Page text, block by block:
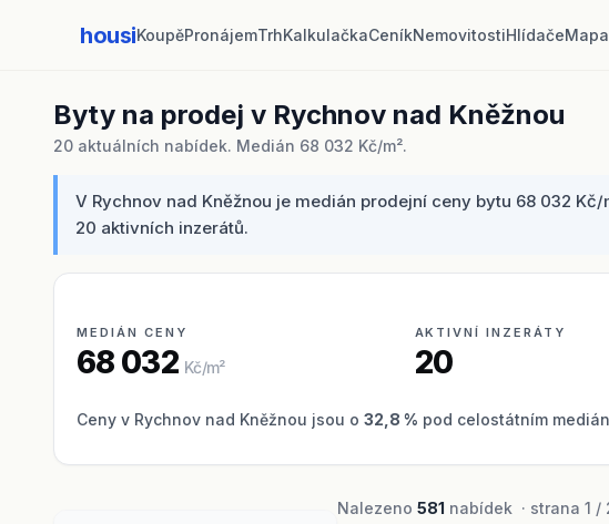
housiKoupěPronájemTrhKalkulačkaCeníkNemovitostiHlídačeMapa
Byty na prodej v Rychnov nad Kněžnou
20 aktuálních nabídek. Medián 68 032 Kč/m².
V Rychnov nad Kněžnou je medián prodejní ceny bytu 68 032
20 aktivních inzerátů.
MEDIÁN CENY
68 032 Kč/m²
AKTIVNÍ INZERÁTY
20
Ceny v Rychnov nad Kněžnou jsou o 32,8 % pod celostátním
Nalezeno 581 nabídek · strana 1 /